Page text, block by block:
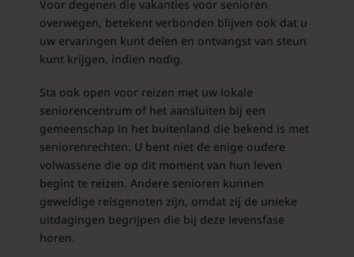
Voor degenen die vakanties voor senioren
overwegen, betekent verbonden blijven ook dat u
uw ervaringen kunt delen en ontvangst van steun
kunt krijgen, indien nodig.
Sta ook open voor reizen met uw lokale
seniorencentrum of het aansluiten bij een
gemeenschap in het buitenland die bekend is met
seniorenrechten. U bent niet de enige oudere
volwassene die op dit moment van hun leven
begint te reizen. Andere senioren kunnen
geweldige reisgenoten zijn, omdat zij de unieke
uitdagingen begrijpen die bij deze levensfase
horen.